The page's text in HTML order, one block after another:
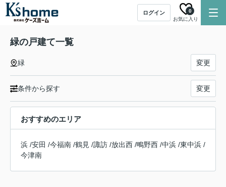
ログイン
お気に入り
0
緑の戸建て一覧
緑 変更
条件から探す 変更
おすすめのエリア
浜 /安田 /今福南 /鶴見 /諏訪 /放出西 /鴫野西 /中浜 /東中浜 /
今津南